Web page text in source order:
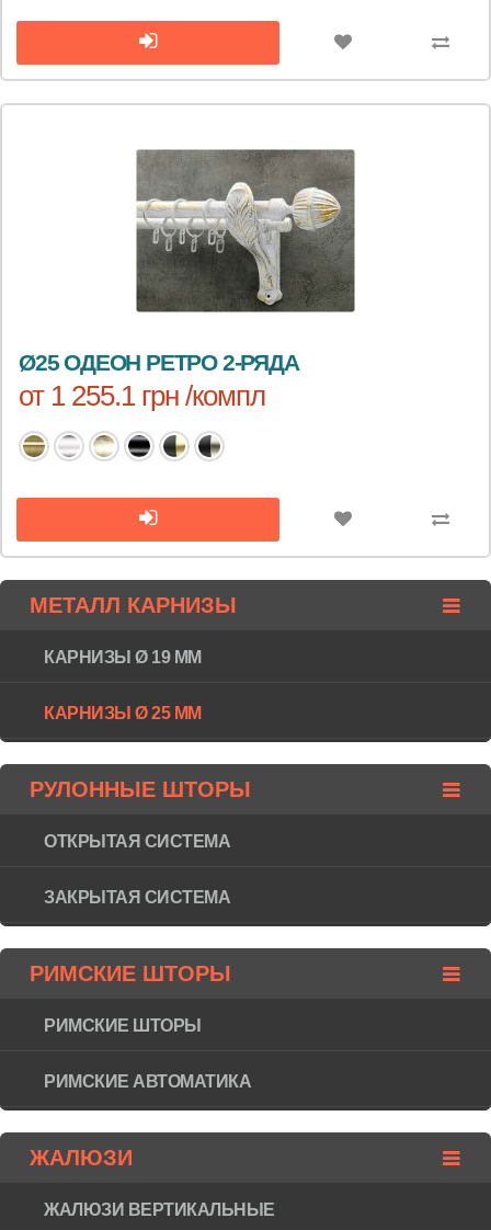
Ø25 ОДЕОН РЕТРО 2-РЯДА
от 1 255.1 грн /компл
МЕТАЛЛ КАРНИЗЫ
КАРНИЗЫ Ø 19 ММ
КАРНИЗЫ Ø 25 ММ
РУЛОННЫЕ ШТОРЫ
ОТКРЫТАЯ СИСТЕМА
ЗАКРЫТАЯ СИСТЕМА
РИМСКИЕ ШТОРЫ
РИМСКИЕ ШТОРЫ
РИМСКИЕ АВТОМАТИКА
ЖАЛЮЗИ
ЖАЛЮЗИ ВЕРТИКАЛЬНЫЕ